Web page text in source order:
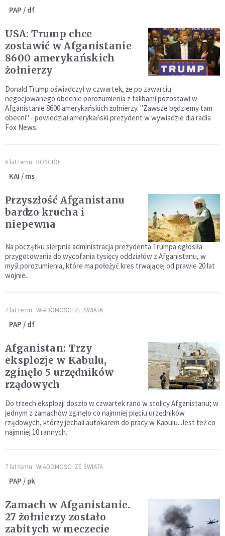
PAP / df
USA: Trump chce
zostawić w Afganistanie
8600 amerykańskich
żołnierzy
Donald Trump oświadczył w czwartek, że po zawarciu
negocjowanego obecnie porozumienia z talibami pozostawi w
Afganistanie 8600 amerykańskich żołnierzy. "Zawsze będziemy tam
obecni" - powiedział amerykański prezydent w wywiadzie dla radia
Fox News.
6 lat temu KOŚCIÓŁ
KAI / ms
Przyszłość Afganistanu
bardzo krucha i
niepewna
Na początku sierpnia administracja prezydenta Trumpa ogłosiła
przygotowania do wycofania tysięcy oddziałów z Afganistanu, w
myśl porozumienia, które ma położyć kres trwającej od prawie 20 lat
wojnie.
7 lat temu WIADOMOŚCI ZE ŚWIATA
PAP / df
Afganistan: Trzy
eksplozje w Kabulu,
zginęło 5 urzędników
rządowych
Do trzech eksplozji doszło w czwartek rano w stolicy Afganistanu; w
jednym z zamachów zginęło co najmniej pięciu urzędników
rządowych, którzy jechali autokarem do pracy w Kabulu. Jest też co
najmniej 10 rannych.
7 lat temu WIADOMOŚCI ZE ŚWIATA
PAP / pk
Zamach w Afganistanie.
27 żołnierzy zostało
zabitych w meczecie